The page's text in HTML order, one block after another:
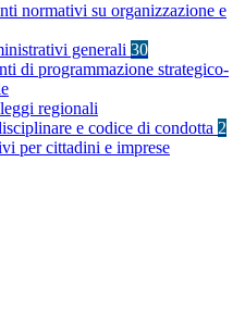
normativi su organizzazione e
generali 30
di programmazione strategico-
regionali
e codice di condotta 2
per cittadini e imprese